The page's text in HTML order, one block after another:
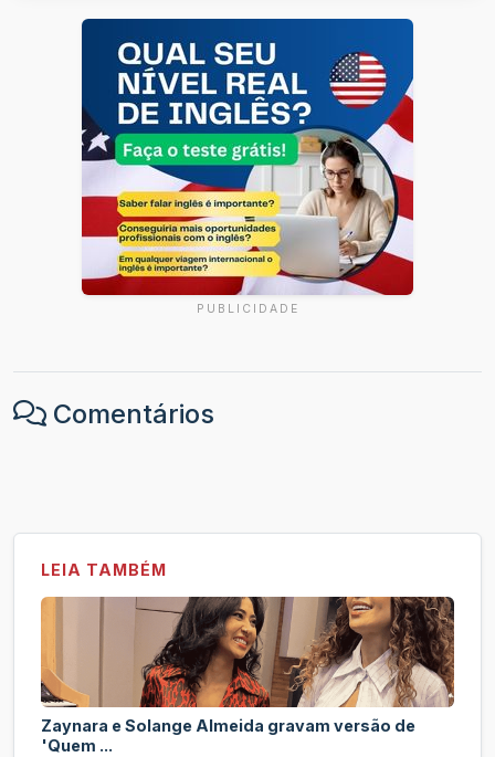
PUBLICIDADE
Comentários
LEIA TAMBÉM
Zaynara e Solange Almeida gravam versão de
'Quem ...